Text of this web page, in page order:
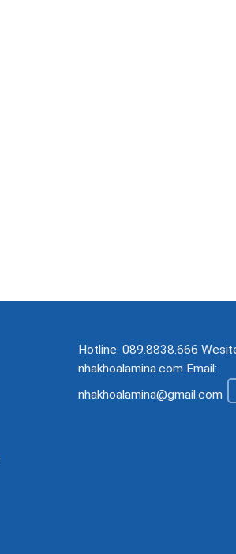
Hotline: 089.8838.666
nhakhoalamina.com Email:
nhakhoalamina@gmail.com